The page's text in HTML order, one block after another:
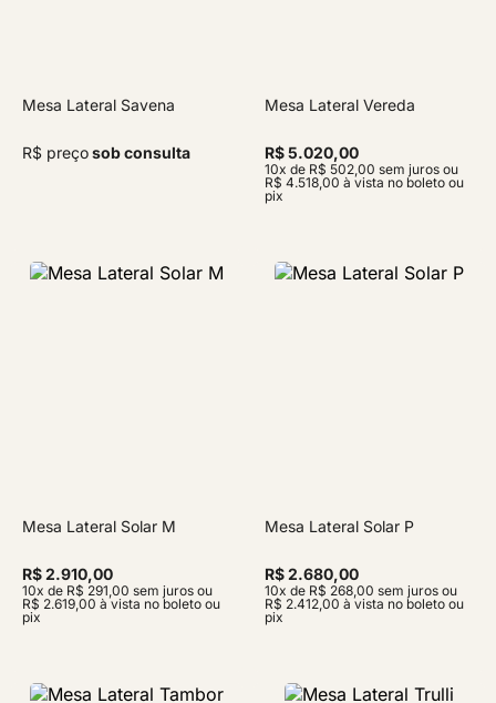
Mesa Lateral Savena
R$ preçosob consulta
Mesa Lateral Vereda
R$ 5.020,00
10x de R$ 502,00 sem juros ou
R$ 4.518,00 à vista no boleto ou
pix
Mesa Lateral Solar M
R$ 2.910,00
10x de R$ 291,00 sem juros ou
R$ 2.619,00 à vista no boleto ou
pix
Mesa Lateral Solar P
R$ 2.680,00
10x de R$ 268,00 sem juros ou
R$ 2.412,00 à vista no boleto ou
pix